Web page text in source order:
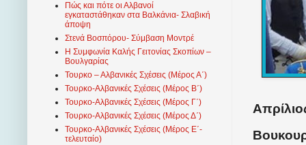
Πώς και πότε οι Αλβανοί
εγκαταστάθηκαν στα Βαλκάνια- Σλαβική
άποψη
Στενά Βοσπόρου- Σύμβαση Μοντρέ
Η Συμφωνία Καλής Γειτονίας Σκοπίων –
Βουλγαρίας
Τουρκο – Αλβανικές Σχέσεις (Mέρος Α΄)
Τουρκο-Αλβανικές Σχέσεις (Μέρος Β΄)
Τουρκο-Αλβανικές Σχέσεις (Μέρος Γ΄)
Τουρκο-Αλβανικές Σχέσεις (Μέρος Δ΄)
Τουρκο-Αλβανικές Σχέσεις (Μέρος Ε΄-
τελευταίο)